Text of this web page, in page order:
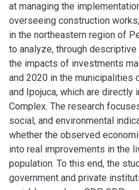
at managing the
overseeing construction
in the northeastern region of
to analyze, through
the impacts of investments
and 2020 in the municipalities
and Ipojuca, which are directly
Complex. The research
social, and environmental
whether the observed
into real improvements in the
population. To this end, the
government and private